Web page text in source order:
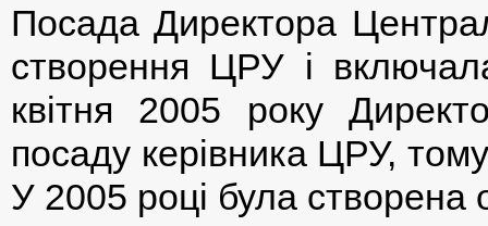
Посада Директора
створення ЦРУ і
квітня 2005 року
посаду керівника ЦРУ,
У 2005 році була